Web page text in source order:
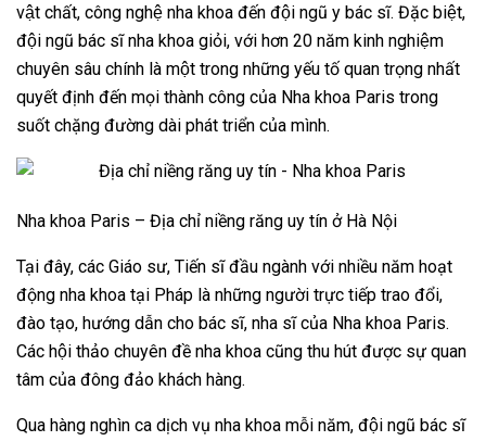
vật chất, công nghệ nha khoa đến đội ngũ y bác sĩ. Đặc biệt,
đội ngũ bác sĩ nha khoa giỏi, với hơn 20 năm kinh nghiệm
chuyên sâu chính là một trong những yếu tố quan trọng nhất
quyết định đến mọi thành công của Nha khoa Paris trong
suốt chặng đường dài phát triển của mình.
Nha khoa Paris – Địa chỉ niềng răng uy tín ở Hà Nội
Tại đây, các Giáo sư, Tiến sĩ đầu ngành với nhiều năm hoạt
động nha khoa tại Pháp là những người trực tiếp trao đổi,
đào tạo, hướng dẫn cho bác sĩ, nha sĩ của Nha khoa Paris.
Các hội thảo chuyên đề nha khoa cũng thu hút được sự quan
tâm của đông đảo khách hàng.
Qua hàng nghìn ca dịch vụ nha khoa mỗi năm, đội ngũ bác sĩ